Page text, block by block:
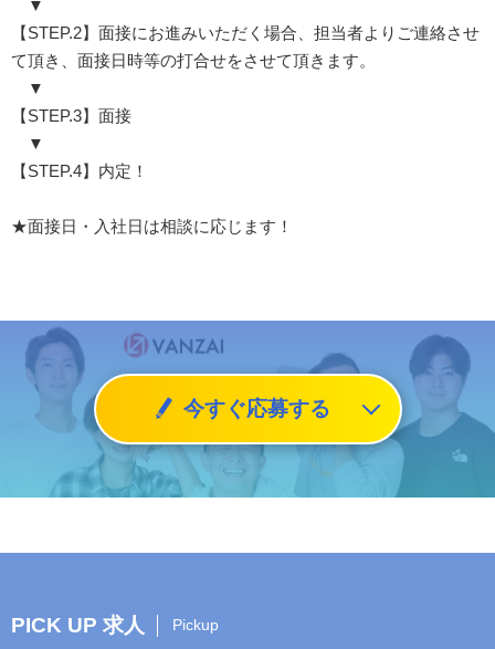
▼
【STEP.2】面接にお進みいただく場合、担当者よりご連絡させ
て頂き、面接日時等の打合せをさせて頂きます。
▼
【STEP.3】面接
▼
【STEP.4】内定！
★面接日・入社日は相談に応じます！
今すぐ応募する
PICK UP 求人 Pickup